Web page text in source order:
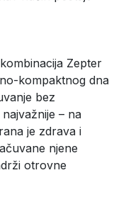
Zepter
kompaktnog dna
bez
– na
je zdrava i
njene
otrovne